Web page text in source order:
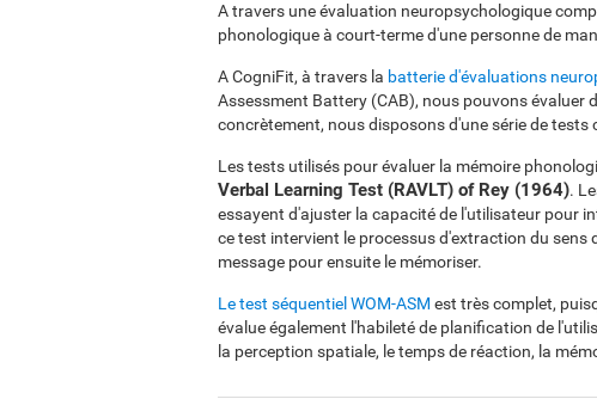
A travers une évaluation neuropsychologique
phonologique à court-terme d'une personne de
A CogniFit, à travers la batterie d'évaluations
Assessment Battery (CAB), nous pouvons évaluer
concrètement, nous disposons d'une série de tests
Les tests utilisés pour évaluer la mémoire
Verbal Learning Test (RAVLT) of Rey (1964).
essayent d'ajuster la capacité de l'utilisateur pour
ce test intervient le processus d'extraction du
message pour ensuite le mémoriser.
Le test séquentiel WOM-ASM est très complet,
évalue également l'habileté de planification de
la perception spatiale, le temps de réaction, la